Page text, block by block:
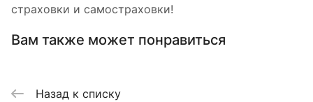
страховки и самостраховки!
Вам также может понравиться
Назад к списку